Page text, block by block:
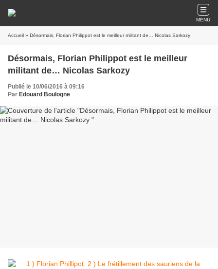
MENU
Accueil » Désormais, Florian Philippot est le meilleur militant de… Nicolas Sarkozy
Désormais, Florian Philippot est le meilleur
militant de… Nicolas Sarkozy
Publié le 10/06/2016 à 09:16
Par Edouard Boulogne